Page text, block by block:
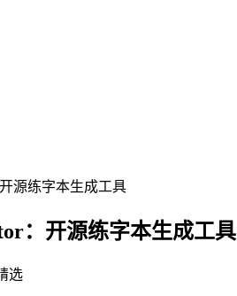
源练字本生成工具
：开源练字本生成工具
选